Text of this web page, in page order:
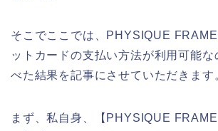
そこでここでは、PHYSIQUE
ットカードの支払い方法が利用可能な
べた結果を記事にさせていただきます
まず、私自身、【PHYSIQUE